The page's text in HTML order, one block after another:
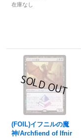
在庫なし
(FOIL)イフニルの魔
神/Archfiend of Ifnir